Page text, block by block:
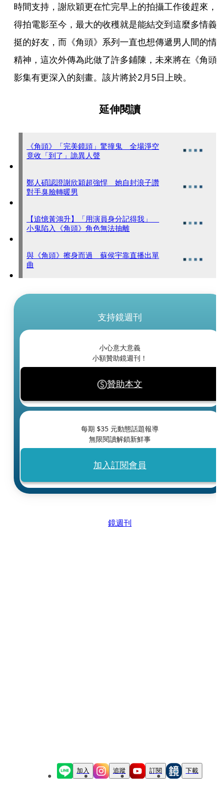
時間支持，謝欣穎更在忙完早上的拍攝工作後趕來，
得拍電影至今，最大的收穫就是能結交到這麼多情義
挺的好友，而《角頭》系列一直也想傳遞男人間的情
精神，這次外傳為此做了許多鋪陳，未來將在《角頭
影集有更深入的刻畫。該片將於2月5日上映。
延伸閱讀
《角頭》「完美鏡頭」驚撞鬼 全場淨空
竟收「到了」詭異人聲
鄭人碩認證謝欣穎超強悍 她自封浪子讚
對手臭臉轉暖男
【追憶黃鴻升】「用演員身分記得我」
小鬼陷入《角頭》角色無法抽離
與《角頭》擦身而過 蘇侯宇靠直播出單
曲
支持鏡週刊
小心意大意義
小額贊助鏡週刊！
贊助本文
每期 $35 元動態話題報導
無限閱讀解鎖新鮮事
加入訂閱會員
鏡週刊
加入 追蹤 訂閱 下載